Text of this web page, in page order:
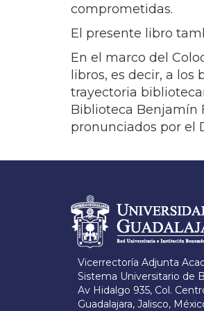
comprometidas.
El presente libro
En el marco del
libros, es decir, a
trayectoria
Biblioteca Benjamín
pronunciados por el
Información
Vicerrectoría Adjunta
Sistema Universitario de
Av Hidalgo 935, Col.
Guadalajara, Jalisco,